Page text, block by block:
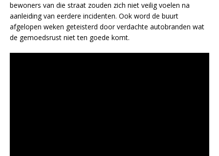
bewoners van die straat zouden zich niet veilig voelen na
aanleiding van eerdere incidenten. Ook word de buurt
afgelopen weken geteisterd door verdachte autobranden wat
de gemoedsrust niet ten goede komt.